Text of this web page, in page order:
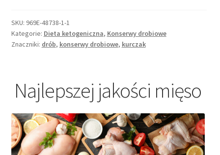
galaretce
SKU: 969E-48738-1-1
Kategorie: Dieta ketogeniczna, Konserwy drobiowe
Znaczniki: drób, konserwy drobiowe, kurczak
Najlepszej jakości mięso